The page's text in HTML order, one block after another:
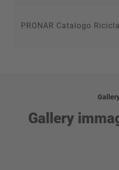
PRONAR Catalogo
Gallery